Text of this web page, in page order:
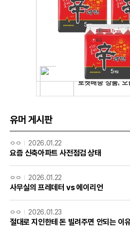
유머 게시판
ㅇㅇ 2026.01.22
요즘 신축아파트 사전점검 상태
ㅇㅇ 2026.01.22
사무실의 프레데터 vs 에이리언
ㅇㅇ 2026.01.23
절대로 지인한테 돈 빌려주면 안되는 이